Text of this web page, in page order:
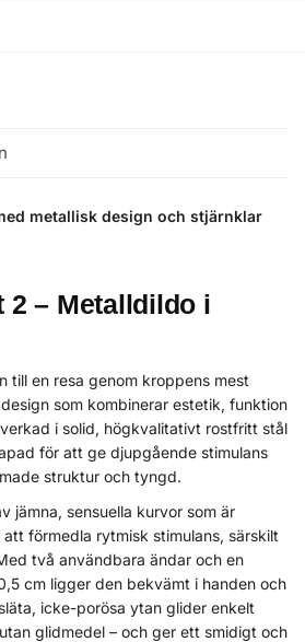
metallisk design och stjärnklar
2 – Metalldildo i
till en resa genom kroppens mest
som kombinerar estetik, funktion
i solid, högkvalitativt rostfritt stål
för att ge djupgående stimulans
struktur och tyngd.
jämna, sensuella kurvor som är
förmedla rytmisk stimulans, särskilt
två användbara ändar och en
cm ligger den bekvämt i handen och
icke-porösa ytan glider enkelt
glidmedel – och ger ett smidigt och